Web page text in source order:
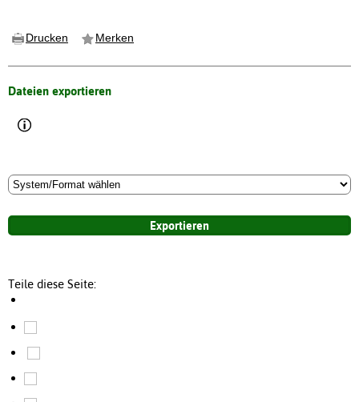
Drucken Merken
Dateien exportieren
Teile diese Seite: